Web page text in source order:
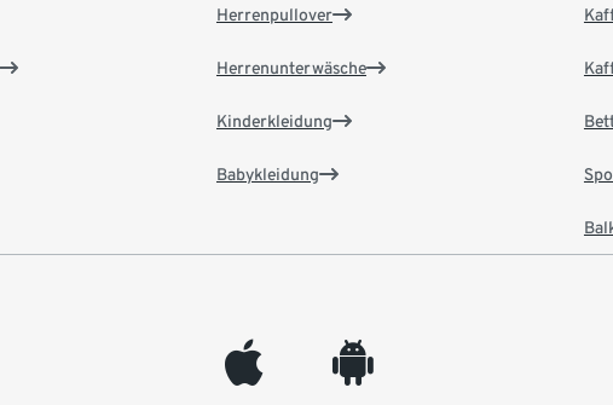
Herrenpullover
Herrenunterwäsche
Kinderkleidung
Babykleidung
appleinc android